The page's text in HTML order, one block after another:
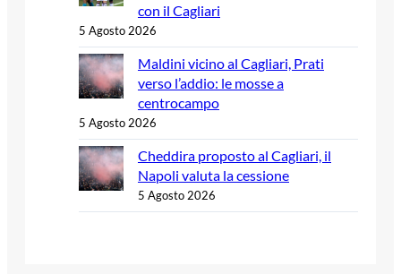
con il Cagliari
5 Agosto 2026
Maldini vicino al Cagliari, Prati
verso l’addio: le mosse a
centrocampo
5 Agosto 2026
Cheddira proposto al Cagliari, il
Napoli valuta la cessione
5 Agosto 2026